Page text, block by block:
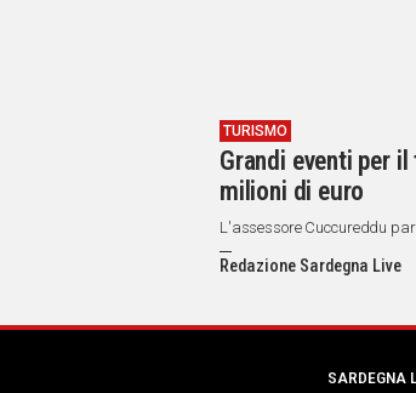
TURISMO
Grandi eventi per
milioni di euro
L'assessore Cuccureddu
Redazione Sardegna Live
SARDEGNA